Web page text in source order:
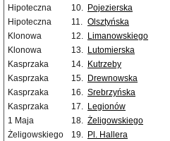
Hipoteczna
10. Pojezierska
Hipoteczna
11. Olsztyńska
Klonowa
12. Limanowskiego
Klonowa
13. Lutomierska
Kasprzaka
14. Kutrzeby
Kasprzaka
15. Drewnowska
Kasprzaka
16. Srebrzyńska
Kasprzaka
17. Legionów
1 Maja
18. Żeligowskiego
Żeligowskiego
19. Pl. Hallera